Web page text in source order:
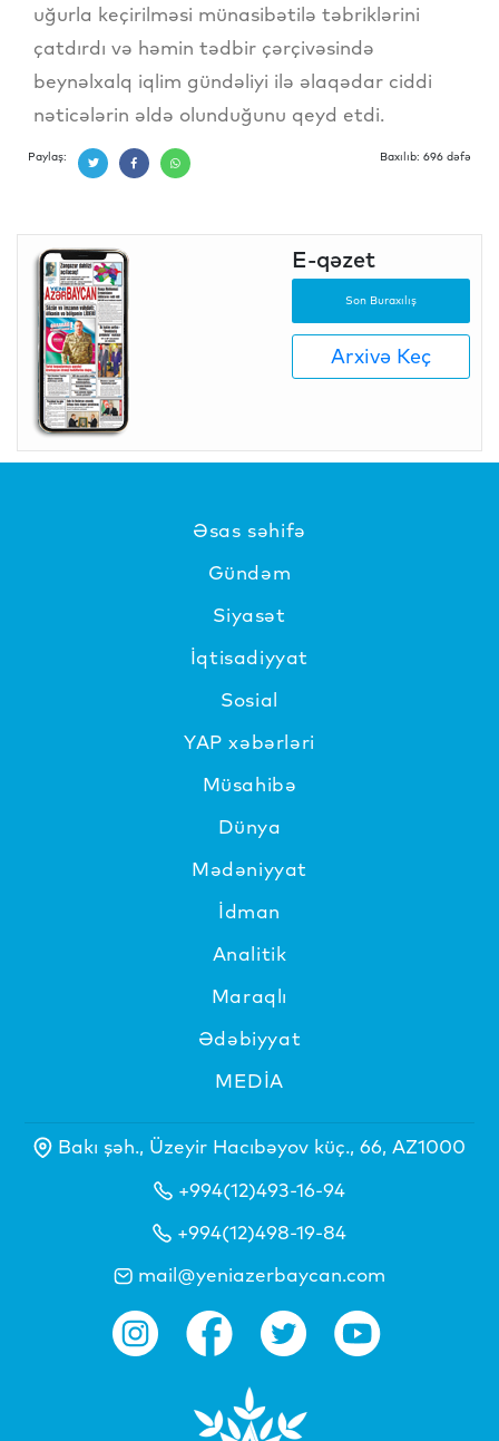
uğurla keçirilməsi münasibətilə təbriklərini
çatdırdı və həmin tədbir çərçivəsində
beynəlxalq iqlim gündəliyi ilə əlaqədar ciddi
nəticələrin əldə olunduğunu qeyd etdi.
Paylaş: Baxılıb: 696 dəfə
E-qəzet
Son Buraxılış
Arxivə Keç
Əsas səhifə
Gündəm
Siyasət
İqtisadiyyat
Sosial
YAP xəbərləri
Müsahibə
Dünya
Mədəniyyat
İdman
Analitik
Maraqlı
Ədəbiyyat
MEDİA
Bakı şəh., Üzeyir Hacıbəyov küç., 66, AZ1000
+994(12)493-16-94
+994(12)498-19-84
mail@yeniazerbaycan.com